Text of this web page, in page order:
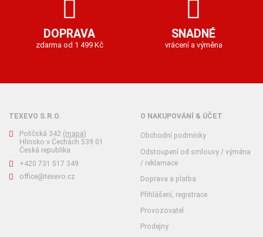
DOPRAVA
zdarma od 1 499 Kč
SNADNÉ
vrácení a výměna
TEXEVO S.R.O.
Poličská 342 (mapa)
Hlinsko v Čechách 539 01
Česká republika
+420 731 517 349
office@texevo.cz
O NAKUPOVÁNÍ & ÚČET
Obchodní podmínky
Odstoupení od smlouvy / výměna
/ reklamace
Doprava a platba
Přihlášení, registrace
Provozovatel
Prodejny